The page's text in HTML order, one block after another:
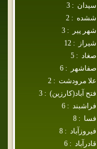
سيدان :
3
ششده :
2
شهر پير :
3
شيراز :
12
صغاد :
5
صفاشهر :
6
علا مرودشت :
2
فتح آباد(كارزين) :
3
فراشبند :
6
فسا :
8
فيروزآباد :
8
قادرآباد :
6